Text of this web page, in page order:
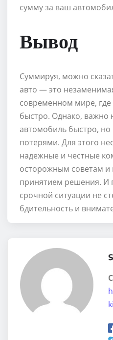
сумму за ваш
Вывод
Суммируя, можно
авто — это
современном мире,
быстро. Однако, важно
автомобиль быстро,
потерями. Для этого
надежные и честные
осторожным советам и
принятием решения. И
срочной ситуации не
бдительность и